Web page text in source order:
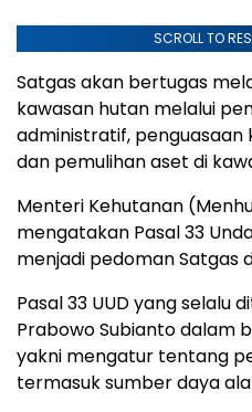
SCROLL TO
Satgas akan bertugas
kawasan hutan melalui
administratif, penguasaan
dan pemulihan aset di
Menteri Kehutanan
mengatakan Pasal 33
menjadi pedoman Satgas
Pasal 33 UUD yang selalu
Prabowo Subianto dalam
yakni mengatur tentang
termasuk sumber daya